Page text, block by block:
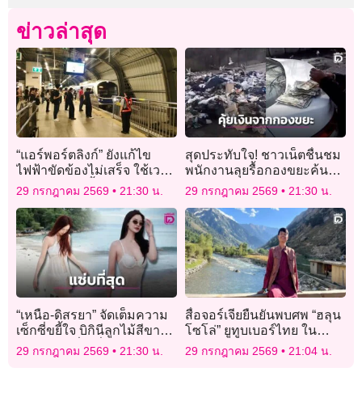
ข่าวล่าสุด
“แอร์พอร์ตลิงก์” ยังแก้ไข
ไฟฟ้าขัดข้องไม่เสร็จ ใช้เวลา
เดินทางนานขึ้น 30 นาที ขอ
คืนค่าอยู่เกินเวลาได้
29 กรกฎาคม 2569 21:30 น.
สุดประทับใจ! ชาวเน็ตชื่นชม
พนักงานลุยรื้อกองขยะค้นหา
ซองใส่เงินกว่า 160,000 คืน
เจ้าของ
29 กรกฎาคม 2569 21:30 น.
“เหนือ-ดิสรยา” จัดเต็มความ
เซ็กซี่ขยี้ใจ บิกินีลูกไม้สีขาว
สะอาดตา ยิ่งดูยิ่งสะกดใจ!
29 กรกฎาคม 2569 21:30 น.
สื่อจอร์เจียยืนยันพบศพ “ฮลุน
โซโล่” ยูทูบเบอร์ไทย ใน
โรงแรมที่กรุงทบิลิซี
29 กรกฎาคม 2569 21:04 น.